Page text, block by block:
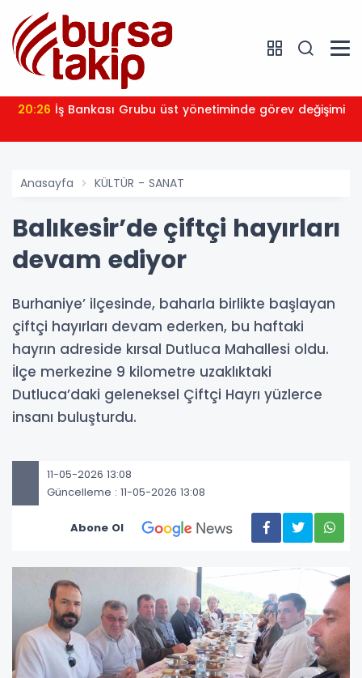
20:26 İş Bankası Grubu üst yönetiminde görev değişimi
Anasayfa KÜLTÜR - SANAT
Balıkesir’de çiftçi hayırları
devam ediyor
Burhaniye’ ilçesinde, baharla birlikte başlayan
çiftçi hayırları devam ederken, bu haftaki
hayrın adreside kırsal Dutluca Mahallesi oldu.
İlçe merkezine 9 kilometre uzaklıktaki
Dutluca’daki geleneksel Çiftçi Hayrı yüzlerce
insanı buluşturdu.
11-05-2026 13:08
Güncelleme : 11-05-2026 13:08
Abone Ol